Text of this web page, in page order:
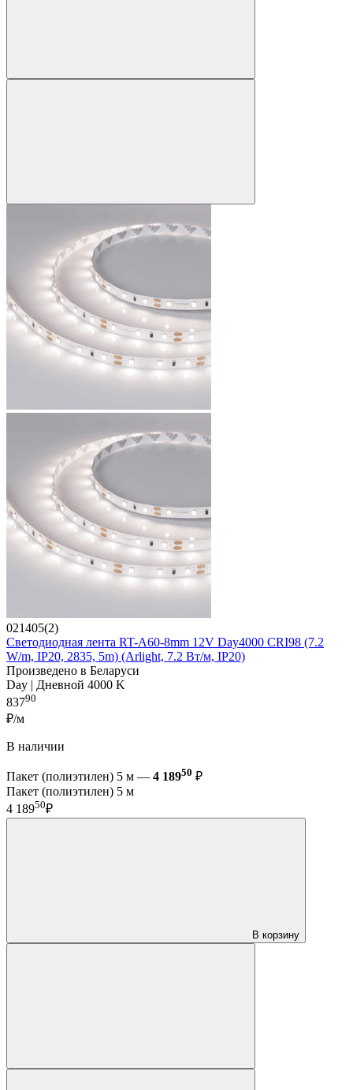
021405(2)
Светодиодная лента RT-A60-8mm 12V Day4000 CRI98 (7.2
W/m, IP20, 2835, 5m) (Arlight, 7.2 Вт/м, IP20)
Произведено в Беларуси
Day | Дневной 4000 K
83790
₽/м
В наличии
Пакет (полиэтилен) 5 м — 4 18950 ₽
Пакет (полиэтилен) 5 м
4 18950₽
В корзину